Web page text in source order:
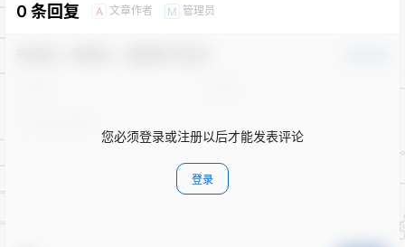
0 条回复 A 文章作者 M 管理员
您必须登录或注册以后才能发表评论
登录